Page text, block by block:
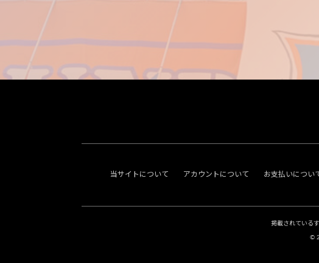
当サイトについて アカウントについて お支払いについ
掲載されている
©